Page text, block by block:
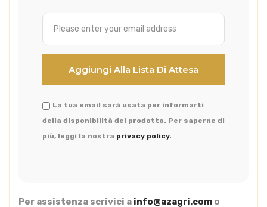
La tua email sarà usata per informarti
della disponibilità del prodotto. Per saperne di
più, leggi la nostra privacy policy.
Per assistenza scrivici a info@azagri.com o